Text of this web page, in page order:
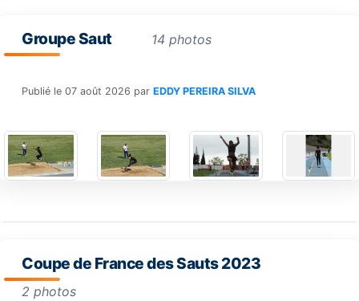
Groupe Saut 14 photos
Publié le 07 août 2026 par EDDY PEREIRA SILVA
Coupe de France des Sauts 2023
2 photos